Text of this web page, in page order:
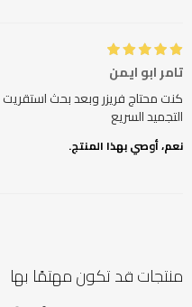
تامر ابو ايمن
كنت محتاج فريزر وبعد بحث
التجميد السريع
نعم، أوصي بهذا المنتج.
منتجات قد تكون مهتمًا بها